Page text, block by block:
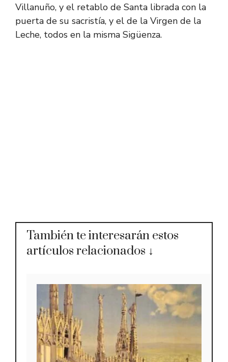
Villanuño, y el retablo de Santa librada con la
puerta de su sacristía, y el de la Virgen de la
Leche, todos en la misma Sigüenza.
También te interesarán estos
artículos relacionados ↓